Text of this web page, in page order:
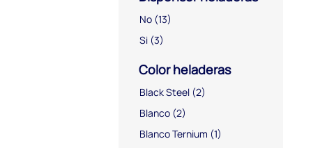
No (13)
Si (3)
Color heladeras
Black Steel (2)
Blanco (2)
Blanco Ternium (1)